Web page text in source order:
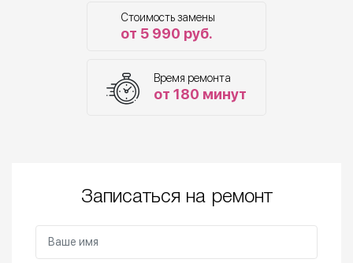
Стоимость замены
от 5 990 руб.
Время ремонта
от 180 минут
Записаться на ремонт